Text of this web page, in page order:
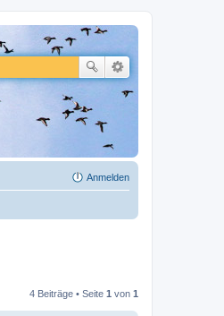
Anmelden
4 Beiträge • Seite 1 von 1